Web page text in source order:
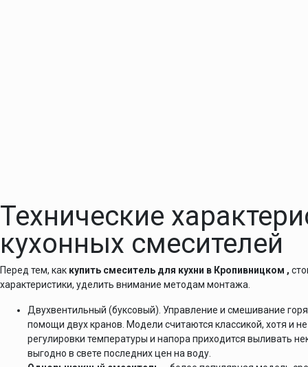
Технические
кухонных смесителей
Перед тем, как купить смеситель для кухни в Кропивницком ,
характеристики, уделить внимание методам монтажа.
Двухвентильный (буксовый). Управление и смешивание
помощи двух кранов. Модели считаются классикой, хотя и
регулировки температуры и напора приходится выливать
выгодно в свете последних цен на воду.